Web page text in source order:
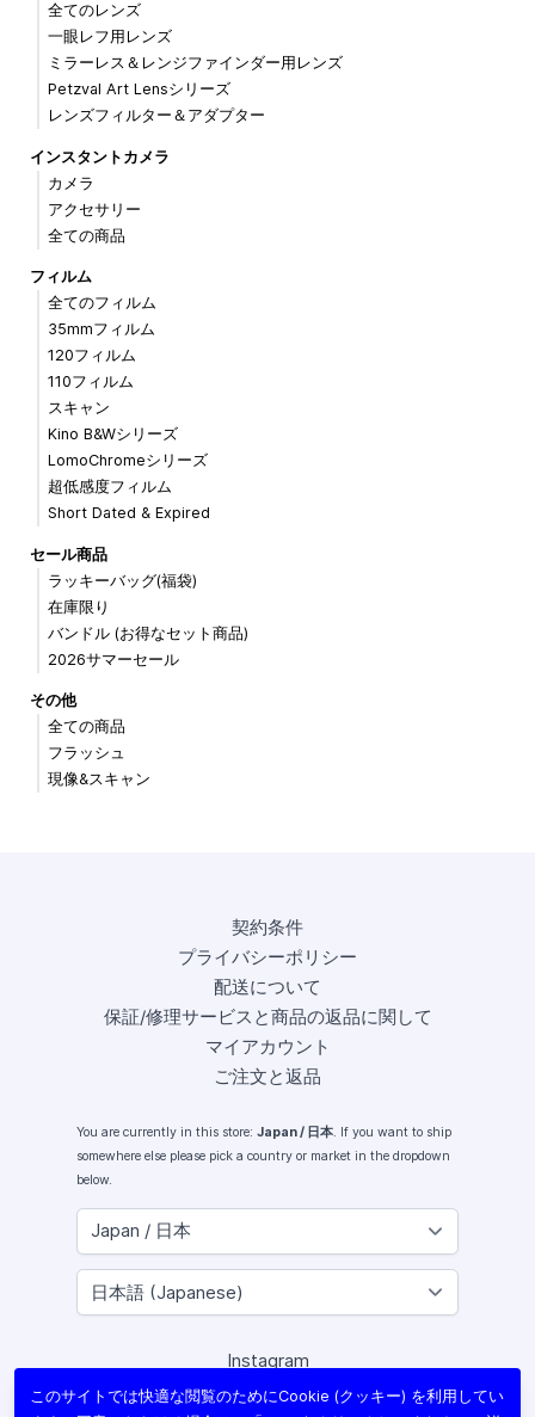
全てのレンズ
一眼レフ用レンズ
ミラーレス＆レンジファインダー用レンズ
Petzval Art Lensシリーズ
レンズフィルター＆アダプター
インスタントカメラ
カメラ
アクセサリー
全ての商品
フィルム
全てのフィルム
35mmフィルム
120フィルム
110フィルム
スキャン
Kino B&Wシリーズ
LomoChromeシリーズ
超低感度フィルム
Short Dated & Expired
セール商品
ラッキーバッグ(福袋)
在庫限り
バンドル (お得なセット商品)
2026サマーセール
その他
全ての商品
フラッシュ
現像&スキャン
契約条件
プライバシーポリシー
配送について
保証/修理サービスと商品の返品に関して
マイアカウント
ご注文と返品
You are currently in this store: Japan / 日本. If you want to ship
somewhere else please pick a country or market in the dropdown
below.
Instagram
Facebook
このサイトでは快適な閲覧のためにCookie (クッキー) を利用してい